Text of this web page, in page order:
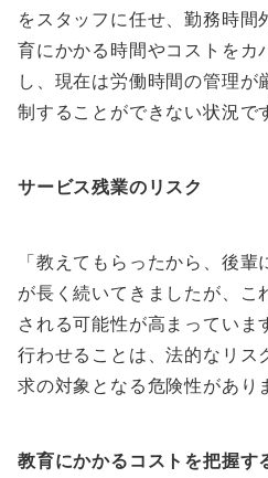
をスタッフに任せ、勤務時間
育にかかる時間やコストをカ
し、現在は労働時間の管理が
制することができない状況で
サービス残業のリスク
「教えてもらったから、後
が長く続いてきましたが、こ
される可能性が高まっていま
行わせることは、法的なリス
求の対象となる危険性があり
教育にかかるコストを把握す